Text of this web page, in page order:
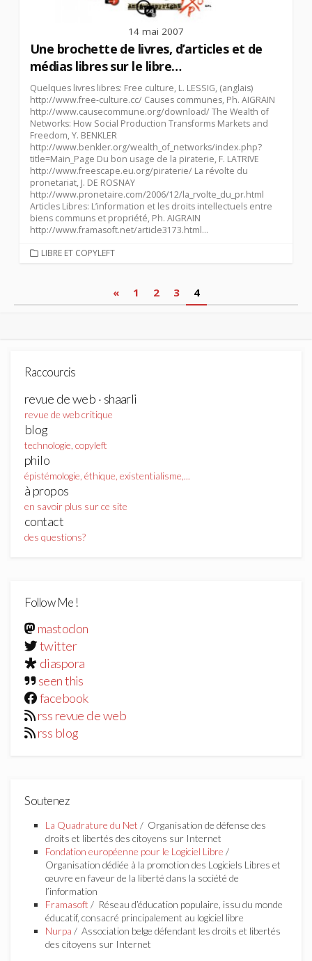
14 mai 2007
Une brochette de livres, d’articles et de
médias libres sur le libre…
Quelques livres libres: Free culture, L. LESSIG, (anglais)
http://www.free-culture.cc/ Causes communes, Ph. AIGRAIN
http://www.causecommune.org/download/ The Wealth of
Networks: How Social Production Transforms Markets and
Freedom, Y. BENKLER
http://www.benkler.org/wealth_of_networks/index.php?
title=Main_Page Du bon usage de la piraterie, F. LATRIVE
http://www.freescape.eu.org/piraterie/ La révolte du
pronetariat, J. DE ROSNAY
http://www.pronetaire.com/2006/12/la_rvolte_du_pr.html
Articles Libres: L’information et les droits intellectuels entre
biens communs et propriété, Ph. AIGRAIN
http://www.framasoft.net/article3173.html...
CATEGORIES
LIBRE ET COPYLEFT
des
« 1 2 3 4
Raccourcis
revue de web · shaarli
revue de web critique
blog
technologie, copyleft
philo
épistémologie, éthique, existentialisme,...
à propos
en savoir plus sur ce site
contact
des questions?
Follow Me !
mastodon
twitter
diaspora
seen this
facebook
rss revue de web
rss blog
Soutenez
La Quadrature du Net / Organisation de défense des
droits et libertés des citoyens sur Internet
Fondation européenne pour le Logiciel Libre /
Organisation dédiée à la promotion des Logiciels Libres et
œuvre en faveur de la liberté dans la société de
l’information
Framasoft / Réseau d’éducation populaire, issu du monde
éducatif, consacré principalement au logiciel libre
Nurpa / Association belge défendant les droits et libertés
des citoyens sur Internet